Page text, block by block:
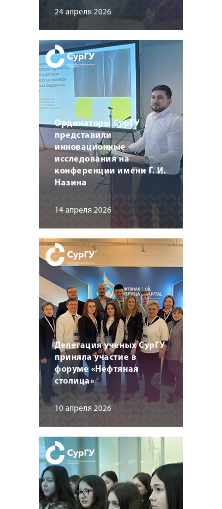
24 апреля 2026
Ординаторы СурГУ
представили
инновационные
исследования на
конференции имени Г. И.
Назина
14 апреля 2026
Делегация ученых СурГУ
приняла участие в
форуме «Нефтяная
столица»
10 апреля 2026